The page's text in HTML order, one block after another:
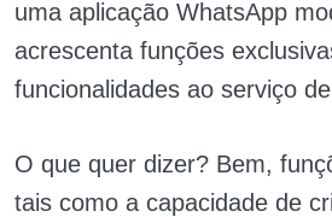
uma aplicação WhatsApp
acrescenta funções
funcionalidades ao serviço
O que quer dizer? Bem,
tais como a capacidade de